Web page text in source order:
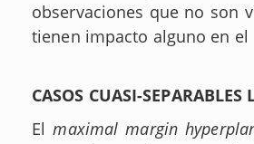
observaciones que no son
tienen impacto alguno en
CASOS CUASI-SEPARABLES
Elmaximal margin